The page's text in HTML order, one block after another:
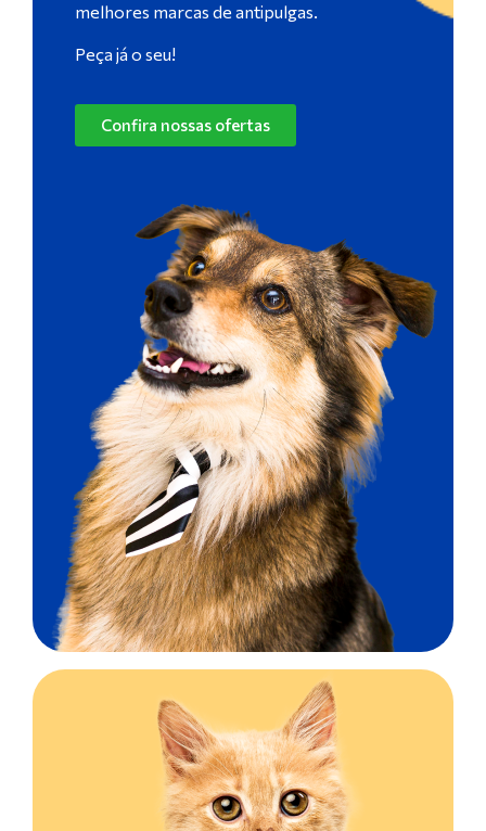
melhores marcas de antipulgas.
Peça já o seu!
Confira nossas ofertas